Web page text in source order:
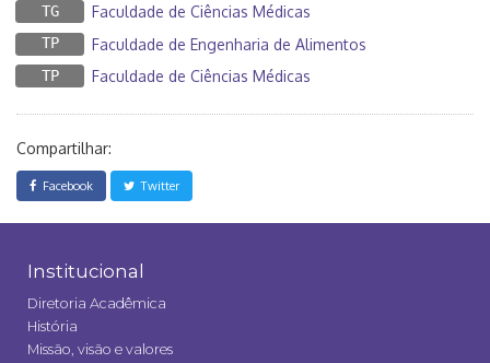
TG Faculdade de Ciências Médicas
TP Faculdade de Engenharia de Alimentos
TP Faculdade de Ciências Médicas
Compartilhar:
Facebook Twitter
Institucional
Diretoria Acadêmica
História
Missão, visão e valores